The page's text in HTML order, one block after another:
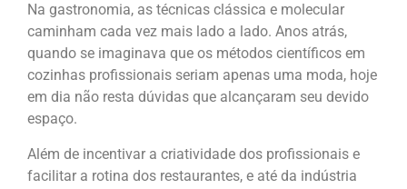
Na gastronomia, as técnicas clássica e molecular
caminham cada vez mais lado a lado. Anos atrás,
quando se imaginava que os métodos científicos em
cozinhas profissionais seriam apenas uma moda, hoje
em dia não resta dúvidas que alcançaram seu devido
espaço.
Além de incentivar a criatividade dos profissionais e
facilitar a rotina dos restaurantes, e até da indústria